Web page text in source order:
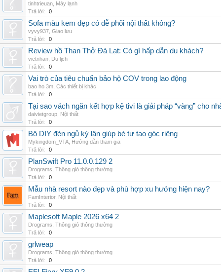
tinhtrieuan Máy lạnh
Trả lời:
0
Sofa màu kem đẹp có dễ phối nội thất không?
vyvy937 Giao lưu
Trả lời:
0
Review hồ Than Thở Đà Lạt: Có gì hấp dẫn du khách?
vietnhan Du lịch
Trả lời:
0
Vai trò của tiêu chuẩn bảo hộ COV trong lao động
bao ho 3m Các thiết bị khác
Trả lời:
0
Tại sao vách ngăn kết hợp kệ tivi là giải pháp “vàng” cho
daivietgroup Nội thất
Trả lời:
0
Bộ DIY đèn ngủ kỳ lân giúp bé tự tạo góc riêng
Mykingdom_VTA Hướng dẫn tham gia
Trả lời:
0
PlanSwift Pro 11.0.0.129 2
Drograms Thông gió thông thường
Trả lời:
0
Mẫu nhà resort nào đẹp và phù hợp xu hướng hiện nay?
FamInterior, Nội thất
Trả lời:
0
Maplesoft Maple 2026 x64 2
Drograms Thông gió thông thường
Trả lời:
0
grlweap
Drograms Thông gió thông thường
Trả lời:
0